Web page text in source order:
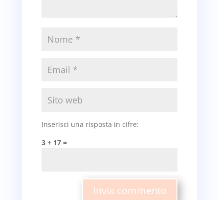
Inserisci una risposta in cifre:
3 + 17 =
Invia commento